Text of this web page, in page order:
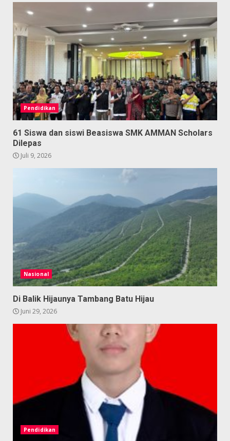
Pendidikan
61 Siswa dan siswi Beasiswa SMK AMMAN Scholars
Dilepas
Juli 9, 2026
Nasional
Di Balik Hijaunya Tambang Batu Hijau
Juni 29, 2026
Pendidikan